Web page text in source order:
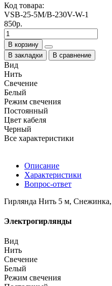
Код товара:
VSB-25-5M/B-230V-W-1
850р.
В корзину
В закладки
В сравнение
Вид
Нить
Свечение
Белый
Режим свечения
Постоянный
Цвет кабеля
Черный
Все характеристики
Описание
Характеристики
Вопрос-ответ
Гирлянда Нить 5 м,
Электрогирлянды
Вид
Нить
Свечение
Белый
Режим свечения